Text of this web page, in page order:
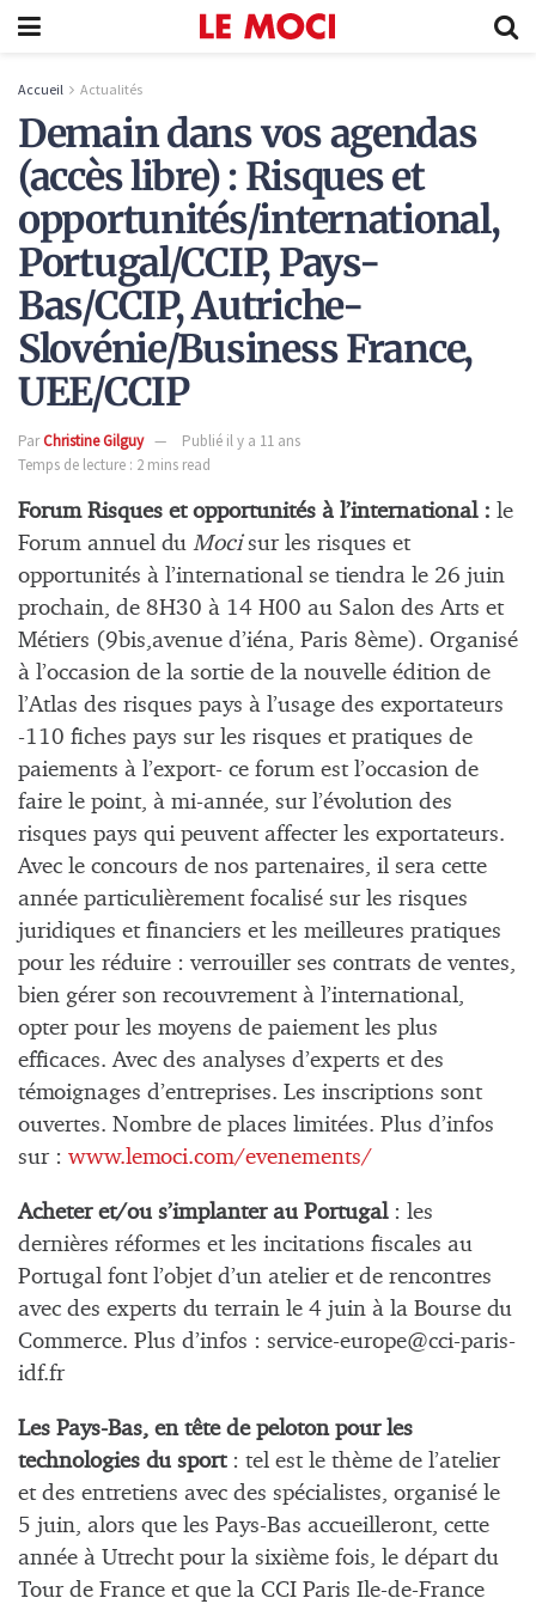
Accueil Actualités
Demain dans vos agendas
(accès libre) : Risques et
opportunités/international,
Portugal/CCIP, Pays-
Bas/CCIP, Autriche-
Slovénie/Business France,
UEE/CCIP
ParChristine Gilguy
Publié il y a 11 ans
Temps de lecture : 2 mins read
Forum Risques et opportunités à l’international : le
Forum annuel du Mocisur les risques et
opportunités à l’international se tiendra le 26 juin
prochain, de 8H30 à 14 H00 au Salon des Arts et
Métiers (9bis,avenue d’iéna, Paris 8ème). Organisé
à l’occasion de la sortie de la nouvelle édition de
l’Atlas des risques pays à l’usage des exportateurs
-110 fiches pays sur les risques et pratiques de
paiements à l’export- ce forum est l’occasion de
faire le point, à mi-année, sur l’évolution des
risques pays qui peuvent affecter les exportateurs.
Avec le concours de nos partenaires, il sera cette
année particulièrement focalisé sur les risques
juridiques et financiers et les meilleures pratiques
pour les réduire : verrouiller ses contrats de ventes,
bien gérer son recouvrement à l’international,
opter pour les moyens de paiement les plus
efficaces. Avec des analyses d’experts et des
témoignages d’entreprises. Les inscriptions sont
ouvertes. Nombre de places limitées. Plus d’infos
sur : www.lemoci.com/evenements/
Acheter et/ou s’implanter au Portugal : les
dernières réformes et les incitations fiscales au
Portugal font l’objet d’un atelier et de rencontres
avec des experts du terrain le 4 juin à la Bourse du
Commerce. Plus d’infos : service-europe@cci-paris-
idf.fr
Les Pays-Bas, en tête de peloton pour les
technologies du sport: tel est le thème de l’atelier
et des entretiens avec des spécialistes, organisé le
5 juin, alors que les Pays-Bas accueilleront, cette
année à Utrecht pour la sixième fois, le départ du
Tour de France et que la CCI Paris Ile-de-France